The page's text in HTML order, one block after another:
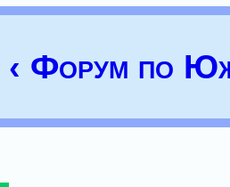
‹ Форум по